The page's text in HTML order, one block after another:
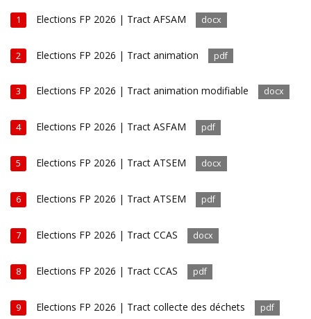
1 Elections FP 2026 | Tract AFSAM docx
2 Elections FP 2026 | Tract animation pdf
3 Elections FP 2026 | Tract animation modifiable docx
4 Elections FP 2026 | Tract ASFAM pdf
5 Elections FP 2026 | Tract ATSEM docx
6 Elections FP 2026 | Tract ATSEM pdf
7 Elections FP 2026 | Tract CCAS docx
8 Elections FP 2026 | Tract CCAS pdf
9 Elections FP 2026 | Tract collecte des déchets pdf